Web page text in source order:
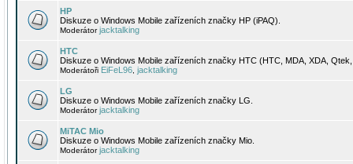
HP
Diskuze o Windows Mobile zařízeních značky HP (iPAQ).
Moderátorjacktalking
HTC
Diskuze o Windows Mobile zařízeních značky HTC (HTC, MDA, XDA,
Moderátoři EiFeL96 jacktalking
LG
Diskuze o Windows Mobile zařízeních značky LG.
Moderátorjacktalking
MiTAC Mio
Diskuze o Windows Mobile zařízeních značky Mio.
Moderátorjacktalking